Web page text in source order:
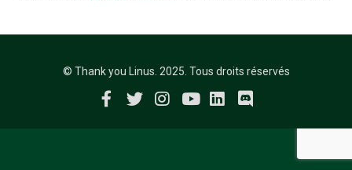
© Thank you Linus. 2025. Tous droits réservés